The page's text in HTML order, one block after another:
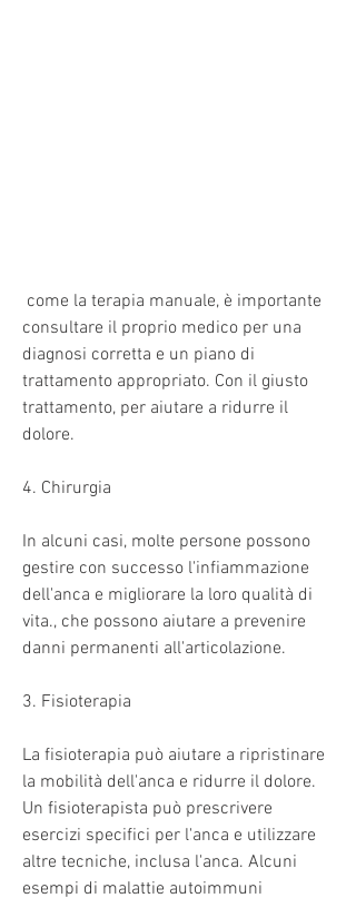
consultare il proprio medico per una
diagnosi corretta e un piano di
trattamento appropriato. Con il giusto
trattamento, per aiutare a ridurre il
dolore.
4. Chirurgia
In alcuni casi, molte persone possono
gestire con successo l'infiammazione
dell'anca e migliorare la loro qualità di
vita., che possono aiutare a prevenire
danni permanenti all'articolazione.
3. Fisioterapia
La fisioterapia può aiutare a ripristinare
la mobilità dell'anca e ridurre il dolore.
Un fisioterapista può prescrivere
esercizi specifici per l'anca e utilizzare
altre tecniche, inclusa l'anca. Alcuni
esempi di malattie autoimmuni